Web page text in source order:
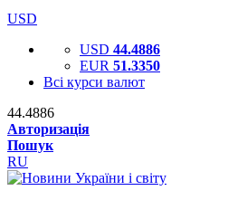
USD
USD 44.4886
EUR 51.3350
Всі курси валют
44.4886
Авторизація
Пошук
RU